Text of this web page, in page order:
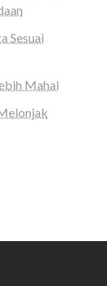
Sesuai
Mahal